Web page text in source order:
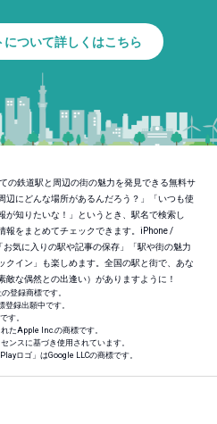
について詳しくはこちら
の鉄道駅と周辺の街の魅力を発見できる無料サ
辺にどんな場所があるんだろう？」「いつも使
が知りたいな！」というとき、駅名で検索し
報をまとめてチェックできます。iPhone /
気に入りの駅や記事の保存」「駅や街の魅力
クイン」も楽しめます。全国の駅と街で、あな
な偶然との出逢い）がありますように！
登録商標です。
登録出願中です。
す。
たApple Inc.の商標です。
ンスに基づき使用されています。
ロゴ」はGoogle LLCの商標です。